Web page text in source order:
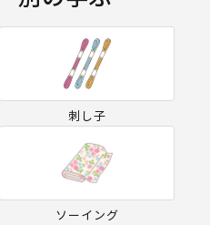
刺し子
ソーイング